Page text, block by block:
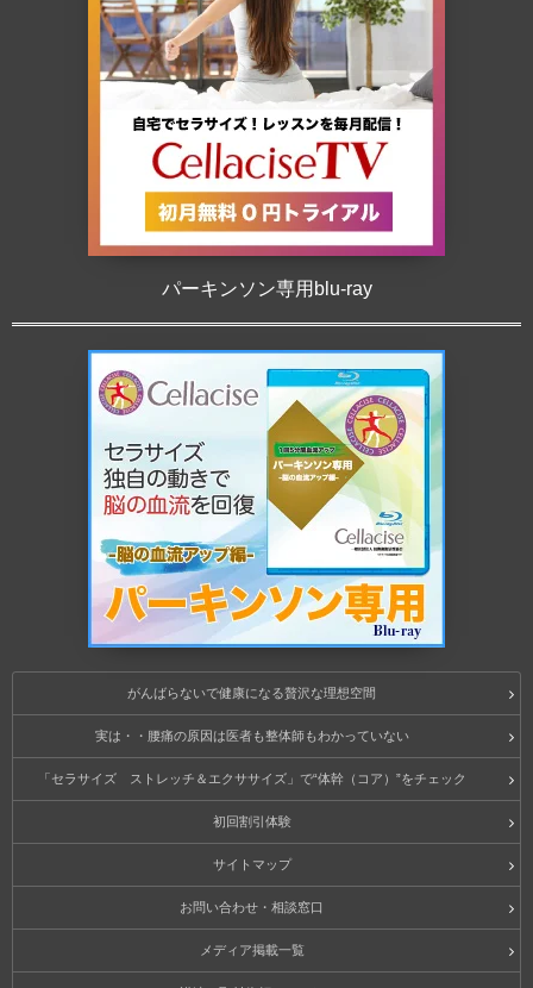
パーキンソン専用blu-ray
がんばらないで健康になる贅沢な理想空間
実は・・腰痛の原因は医者も整体師もわかっていない
「セラサイズ ストレッチ＆エクササイズ」で“体幹（コア）”をチェック
初回割引体験
サイトマップ
お問い合わせ・相談窓口
メディア掲載一覧